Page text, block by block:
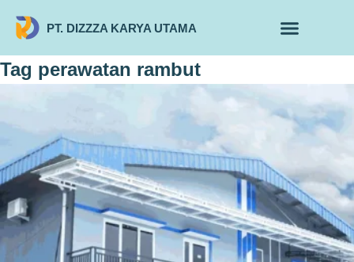
PT. DIZZZA KARYA UTAMA
Tag perawatan rambut